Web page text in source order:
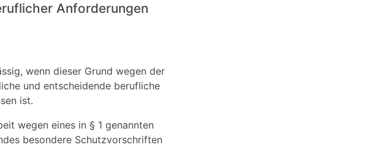
Anforderungen
wenn dieser Grund wegen der
und entscheidende berufliche
ist.
wegen eines in § 1 genannten
besondere Schutzvorschriften